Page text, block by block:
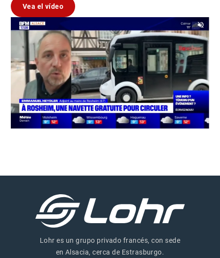
Vea el vídeo
Lohr es un grupo privado francés, con sede
en Alsacia, cerca de Estrasburgo.